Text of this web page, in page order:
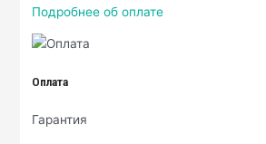
Подробнее об оплате
Оплата
Гарантия